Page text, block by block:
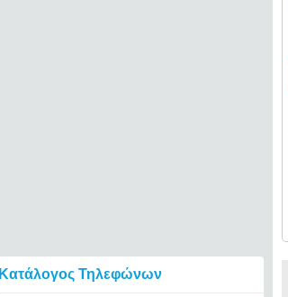
Κατάλογος Τηλεφώνων